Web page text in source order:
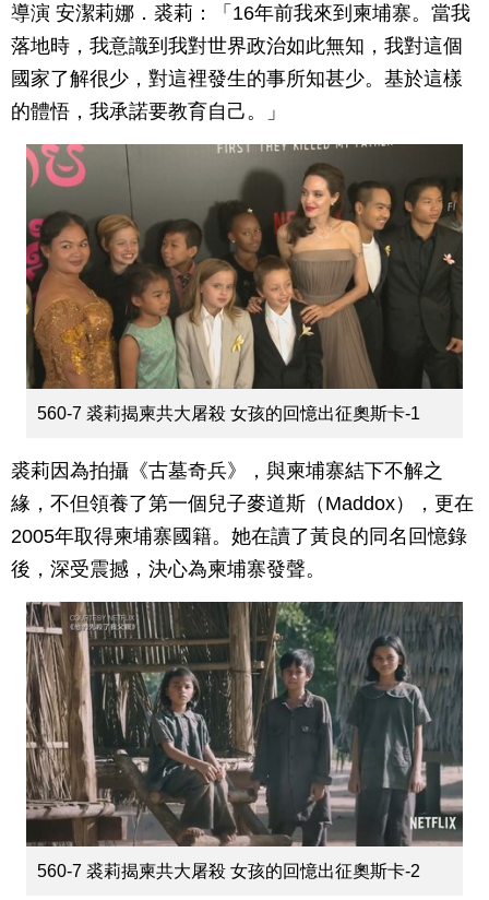
導演 安潔莉娜．裘莉：「16年前我來到柬埔寨。當我
落地時，我意識到我對世界政治如此無知，我對這個
國家了解很少，對這裡發生的事所知甚少。基於這樣
的體悟，我承諾要教育自己。」
560-7 裘莉揭柬共大屠殺 女孩的回憶出征奧斯卡-1
裘莉因為拍攝《古墓奇兵》，與柬埔寨結下不解之
緣，不但領養了第一個兒子麥道斯（Maddox），更在
2005年取得柬埔寨國籍。她在讀了黃良的同名回憶錄
後，深受震撼，決心為柬埔寨發聲。
560-7 裘莉揭柬共大屠殺 女孩的回憶出征奧斯卡-2